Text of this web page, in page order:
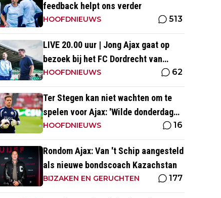
feedback helpt ons verder
HOOFDNIEUWS 513
LIVE 20.00 uur | Jong Ajax gaat op
bezoek bij het FC Dordrecht van
Nuijten
HOOFDNIEUWS 62
Ter Stegen kan niet wachten om te
spelen voor Ajax: 'Wilde donderdag
ook op het veld staan'
HOOFDNIEUWS 16
Rondom Ajax: Van 't Schip aangesteld
als nieuwe bondscoach Kazachstan
BIJZAKEN EN GERUCHTEN 177